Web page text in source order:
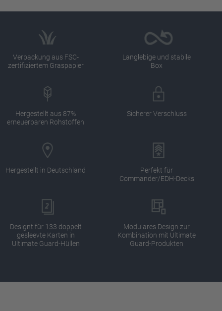
Verpackung aus FSC-
zertifiziertem Graspapier
Langlebige und stabile
Box
Hergestellt aus 87%
erneuerbaren Rohstoffen
Sicherer Verschluss
Hergestellt in Deutschland
Perfekt für
Commander/EDH-Decks
Designt für 133 doppelt
gesleevte Karten in
Ultimate Guard-Hüllen
Modulares Design zur
Kombination mit Ultimate
Guard-Produkten